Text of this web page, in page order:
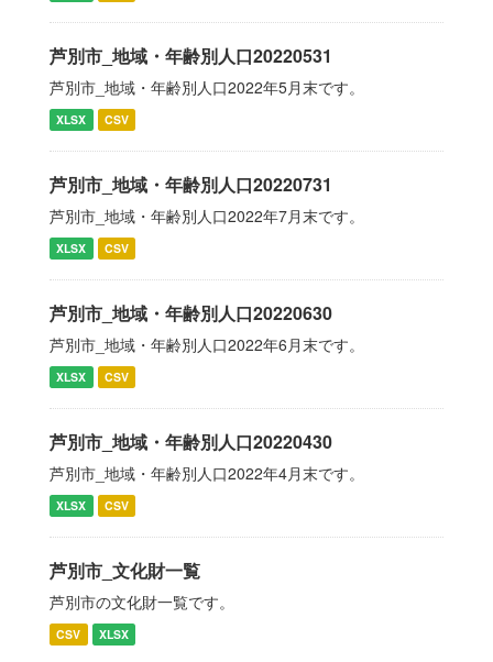
芦別市_地域・年齢別人口20220531
芦別市_地域・年齢別人口2022年5月末です。
XLSX CSV
芦別市_地域・年齢別人口20220731
芦別市_地域・年齢別人口2022年7月末です。
XLSX CSV
芦別市_地域・年齢別人口20220630
芦別市_地域・年齢別人口2022年6月末です。
XLSX CSV
芦別市_地域・年齢別人口20220430
芦別市_地域・年齢別人口2022年4月末です。
XLSX CSV
芦別市_文化財一覧
芦別市の文化財一覧です。
CSV XLSX